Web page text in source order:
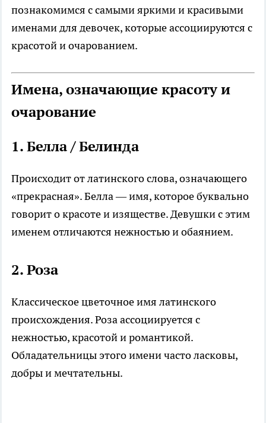
познакомимся с самыми яркими и красивыми
именами для девочек, которые ассоциируются с
красотой и очарованием.
Имена, означающие красоту и
очарование
1.Белла / Белинда
Происходит от латинского слова, означающего
«прекрасная». Белла — имя, которое буквально
говорит о красоте и изяществе. Девушки с этим
именем отличаются нежностью и обаянием.
2.Роза
Классическое цветочное имя латинского
происхождения. Роза ассоциируется с
нежностью, красотой и романтикой.
Обладательницы этого имени часто ласковы,
добры и мечтательны.